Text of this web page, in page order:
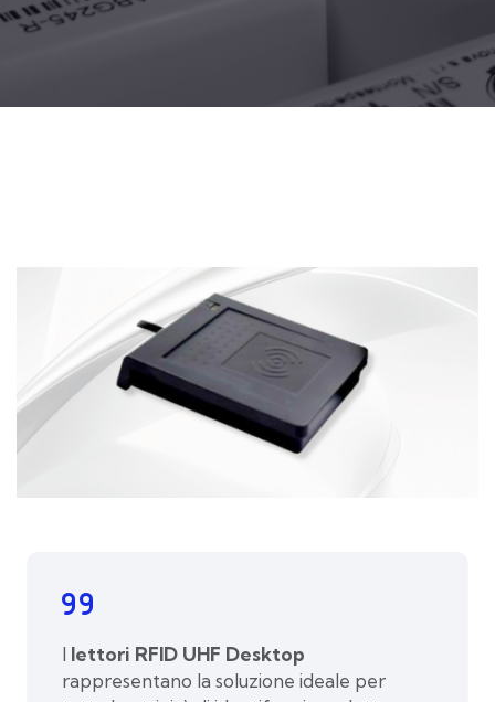
I lettori RFID UHF Desktop
rappresentano la soluzione ideale per